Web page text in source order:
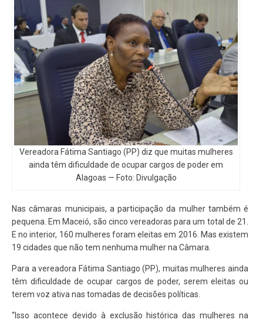
Vereadora Fátima Santiago (PP) diz que muitas mulheres
ainda têm dificuldade de ocupar cargos de poder em
Alagoas — Foto: Divulgação
Nas câmaras municipais, a participação da mulher também é
pequena. Em Maceió, são cinco vereadoras para um total de 21.
E no interior, 160 mulheres foram eleitas em 2016. Mas existem
19 cidades que não tem nenhuma mulher na Câmara.
Para a vereadora Fátima Santiago (PP), muitas mulheres ainda
têm dificuldade de ocupar cargos de poder, serem eleitas ou
terem voz ativa nas tomadas de decisões políticas.
“Isso acontece devido à exclusão histórica das mulheres na